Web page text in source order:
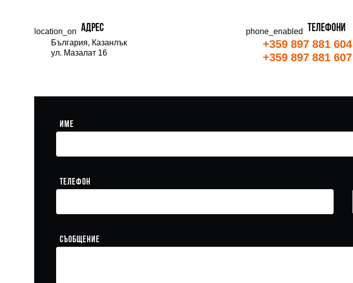
location_on АДРЕС
България, Казанлък
ул. Мазалат 16
phone_enabled ТЕЛЕФОНИ
+359 897 881 604
+359 897 881 607
Име
Телефон
Съобщение